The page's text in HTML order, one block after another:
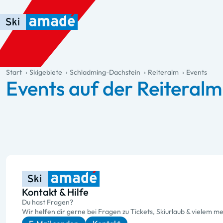
Zum Haupt-Inhalt springen
Springe zur Tabelle
Zur Haupt-Navigation springen
general.table-of-content
Start Skigebiete Schladming-Dachstein Reiteralm Events
Events auf der Reiteralm
Kontakt & Hilfe
Du hast Fragen?
Wir helfen dir gerne bei Fragen zu Tickets, Skiurlaub & vielem